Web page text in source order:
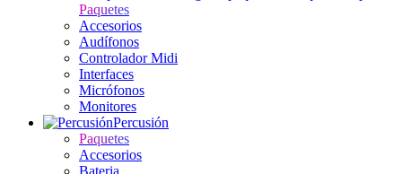
Paquetes
Accesorios
Audífonos
Controlador Midi
Interfaces
Micrófonos
Monitores
Percusión
Paquetes
Accesorios
Bateria